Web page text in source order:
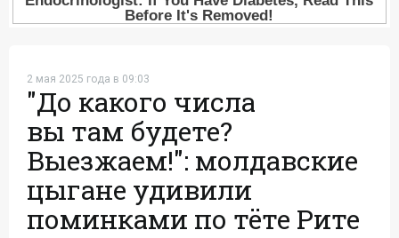
2 мая 2025 года в 09:03
"До какого числа
вы там будете?
Выезжаем!": молдавские
цыгане удивили
поминками по тёте Рите